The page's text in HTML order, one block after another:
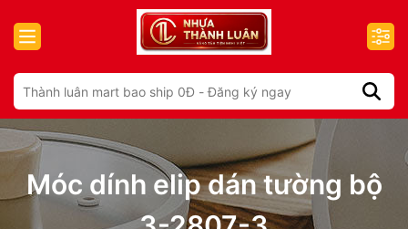
Móc dính elip dán tường bộ